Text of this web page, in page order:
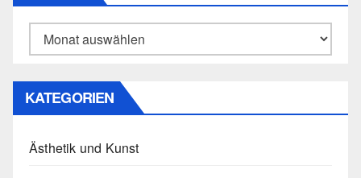
Archiv
KATEGORIEN
Ästhetik und Kunst